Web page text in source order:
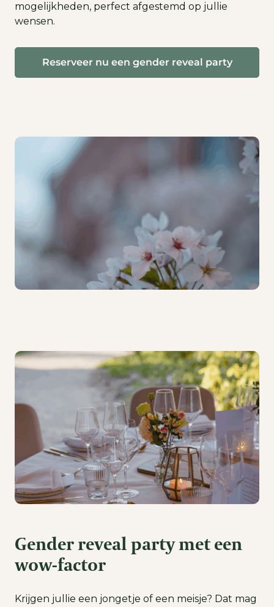
mogelijkheden, perfect afgestemd op jullie
wensen.
Reserveer nu een gender reveal party
Gender reveal party met een
wow-factor
Krijgen jullie een jongetje of een meisje? Dat mag